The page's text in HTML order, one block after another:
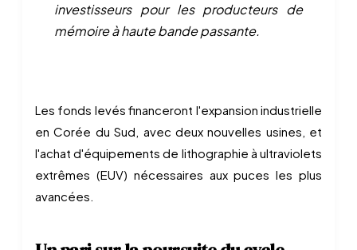
investisseurs pour les producteurs de
mémoire à haute bande passante.
Les fonds levés financeront l'expansion industrielle
en Corée du Sud, avec deux nouvelles usines, et
l'achat d'équipements de lithographie à ultraviolets
extrêmes (EUV) nécessaires aux puces les plus
avancées.